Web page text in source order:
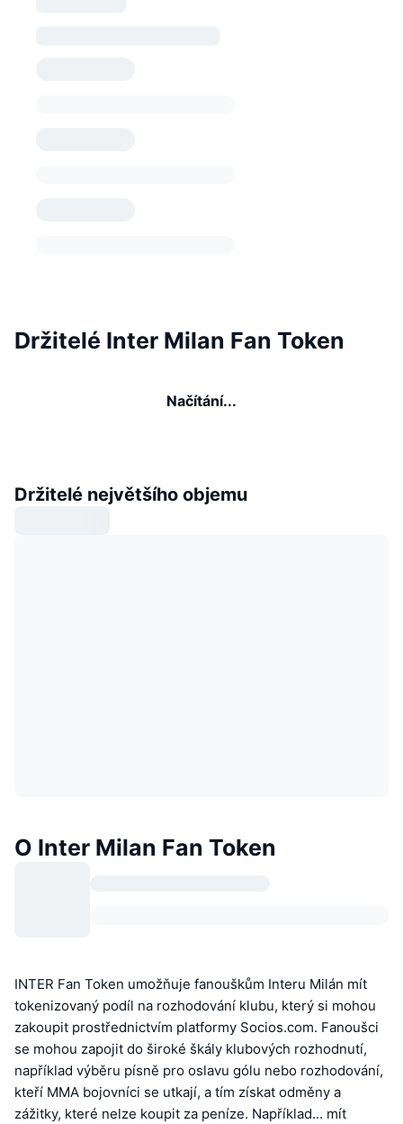
Držitelé Inter Milan Fan Token
Načítání...
Držitelé největšího objemu
O Inter Milan Fan Token
INTER Fan Token umožňuje fanouškům Interu Milán mít
tokenizovaný podíl na rozhodování klubu, který si mohou
zakoupit prostřednictvím platformy Socios.com. Fanoušci
se mohou zapojit do široké škály klubových rozhodnutí,
například výběru písně pro oslavu gólu nebo rozhodování,
kteří MMA bojovníci se utkají, a tím získat odměny a
zážitky, které nelze koupit za peníze. Například... mít